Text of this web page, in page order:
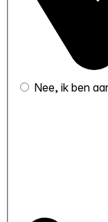
Nee, ik ben